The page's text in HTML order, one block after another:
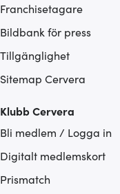
Franchisetagare
Bildbank för press
Tillgänglighet
Sitemap Cervera
Klubb Cervera
Bli medlem / Logga in
Digitalt medlemskort
Prismatch